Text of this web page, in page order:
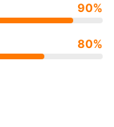
90%
80%